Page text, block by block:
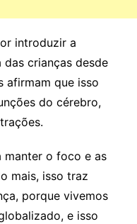
introduzir a
crianças desde
afirmam que isso
do cérebro,
manter o foco e as
mais, isso traz
porque vivemos
e isso